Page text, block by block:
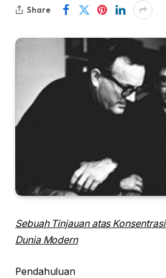
Share
Sebuah Tinjauan atas
Dunia Modern
Pendahuluan